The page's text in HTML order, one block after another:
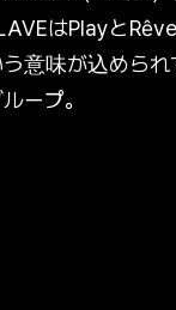
はPlayと
う意味が込めら
ープ。